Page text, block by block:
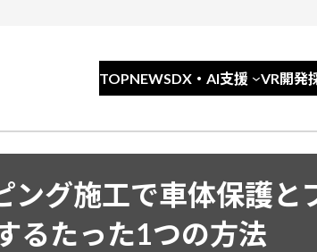
TOPNEWSDX・AI支援 VR開発
ング施工で車体保護と
るたった1つの方法